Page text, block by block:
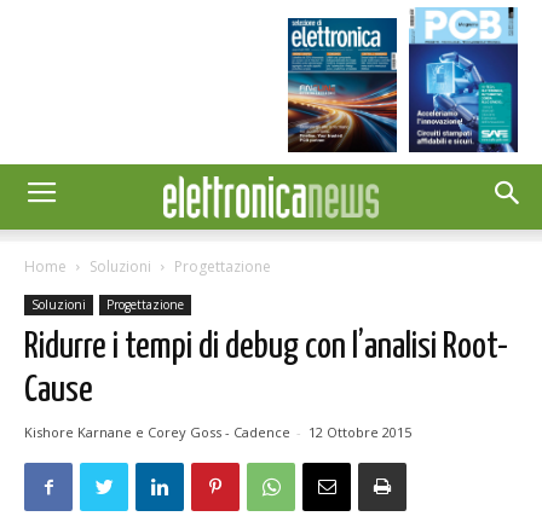
Home Soluzioni Progettazione
Soluzioni Progettazione
Ridurre i tempi di debug con l’analisi Root-
Cause
Kishore Karnane e Corey Goss - Cadence - 12 Ottobre 2015